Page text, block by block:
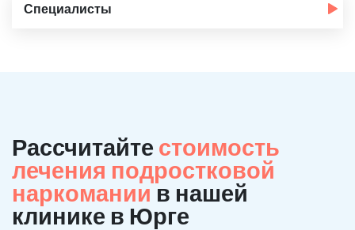
Специалисты
Рассчитайте стоимость
лечения подростковой
наркоманиив нашей
клинике в Юрге